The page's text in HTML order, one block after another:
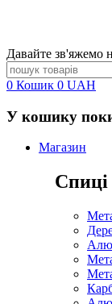
Давайте зв'яжемо
0 Кошик 0 UAH
У кошику
Магазин